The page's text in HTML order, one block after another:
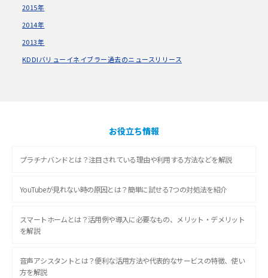
2015年
2014年
2013年
KDDIバリューイネイブラー過去のニュースリリース
お役立ち情報
プラチナバンドとは？注目されている理由や利用する方法などを解説
YouTubeが見れない時の原因とは？簡単に試せる7つの対処法を紹介
スマートホームとは？活用例や導入に必要なもの、メリット・デメリット
を解説
音声アシスタントとは？便利な活用方法や代表的なサービスの特徴、使い
方を解説